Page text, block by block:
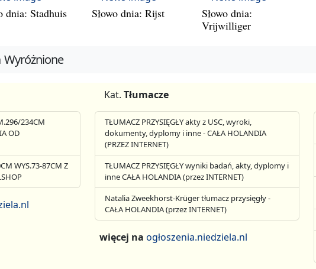
dnia: Stadhuis Słowo dnia: Rijst
Słowo dnia:
Vrijwilliger
Wyróżnione
234CM
OD
WYS.73-87CM Z
Kat. Tłumacze
TŁUMACZ PRZYSIĘGŁY akty z USC, wyroki,
dokumenty, dyplomy i inne - CAŁA HOLANDIA
(PRZEZ INTERNET)
TŁUMACZ PRZYSIĘGŁY wyniki badań, akty, dyplomy i
inne CAŁA HOLANDIA (przez INTERNET)
Natalia Zweekhorst-Krüger tłumacz przysięgły -
CAŁA HOLANDIA (przez INTERNET)
więcej naogłoszenia.niedziela.nl